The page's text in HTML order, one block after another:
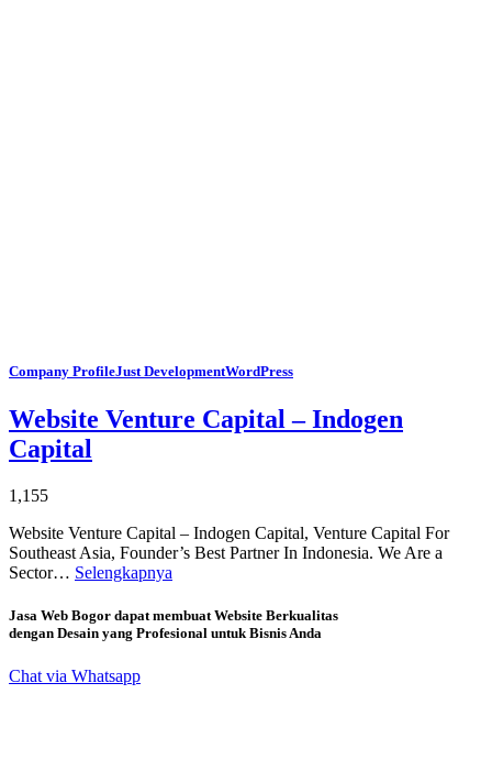
Company ProfileJust DevelopmentWordPress
Website Venture Capital – Indogen
Capital
1,155
Website Venture Capital – Indogen Capital, Venture Capital For
Southeast Asia, Founder’s Best Partner In Indonesia. We Are a
Sector… Selengkapnya
Jasa Web Bogor dapat membuat Website Berkualitas
dengan Desain yang Profesional untuk Bisnis Anda
Chat via Whatsapp